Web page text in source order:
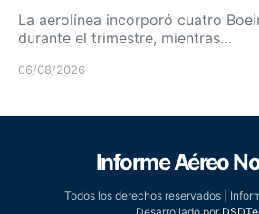
La aerolínea incorporó cuatro
durante el trimestre, mientras…
06/08/2026
Informe Aéreo
Todos los derechos reservados |